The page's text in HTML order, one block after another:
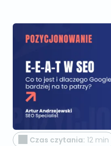
Czas czytania: 12 min